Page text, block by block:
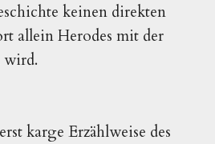
keinen direkten
allein Herodes mit der
wird.
karge Erzählweise des